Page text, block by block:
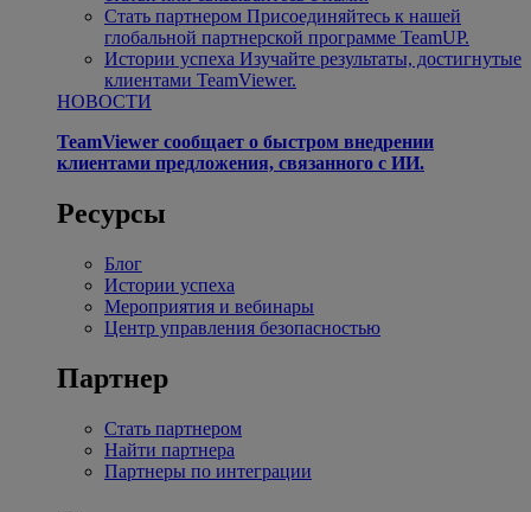
Стать партнером Присоединяйтесь к нашей
глобальной партнерской программе TeamUP.
Истории успеха Изучайте результаты, достигнутые
клиентами TeamViewer.
НОВОСТИ
TeamViewer сообщает о быстром внедрении
клиентами предложения, связанного с ИИ.
Ресурсы
Блог
Истории успеха
Мероприятия и вебинары
Центр управления безопасностью
Партнер
Стать партнером
Найти партнера
Партнеры по интеграции